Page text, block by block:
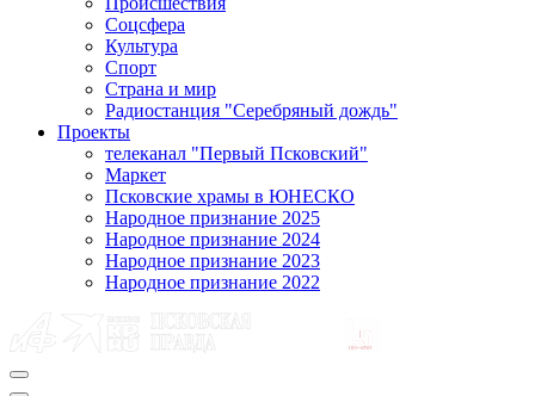
Соцсфера
Культура
Спорт
Страна и мир
Радиостанция "Серебряный дождь"
Проекты
телеканал "Первый Псковский"
Маркет
Псковские храмы в ЮНЕСКО
Народное признание 2025
Народное признание 2024
Народное признание 2023
Народное признание 2022